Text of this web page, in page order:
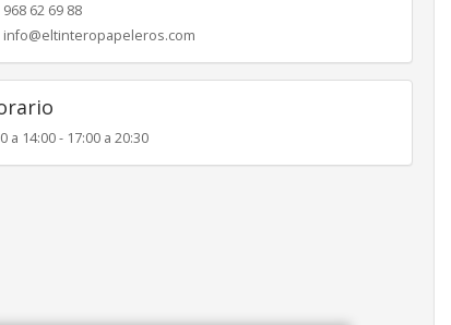
968 62 69 88
info@eltinteropapeleros.com
a 14:00 - 17:00 a 20:30